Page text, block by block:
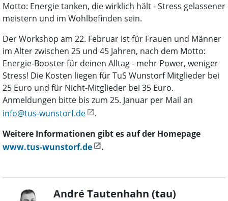
Motto: Energie tanken, die wirklich hält - Stress gelassener
meistern und im Wohlbefinden sein.
Der Workshop am 22. Februar ist für Frauen und Männer
im Alter zwischen 25 und 45 Jahren, nach dem Motto:
Energie-Booster für deinen Alltag - mehr Power, weniger
Stress! Die Kosten liegen für TuS Wunstorf Mitglieder bei
25 Euro und für Nicht-Mitglieder bei 35 Euro.
Anmeldungen bitte bis zum 25. Januar per Mail an
info@tus-wunstorf.de
.
Weitere Informationen gibt es auf der Homepage
www.tus-wunstorf.de
.
André Tautenhahn (tau)